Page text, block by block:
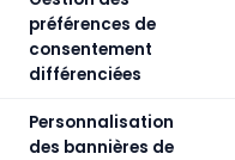
préférences de
consentement
différenciées
Personnalisation
des bannières de